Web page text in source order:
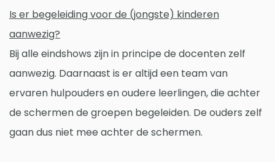
Is er begeleiding voor de (jongste) kinderen
aanwezig?
Bij alle eindshows zijn in principe de docenten zelf
aanwezig. Daarnaast is er altijd een team van
ervaren hulpouders en oudere leerlingen, die achter
de schermen de groepen begeleiden. De ouders zelf
gaan dus niet mee achter de schermen.